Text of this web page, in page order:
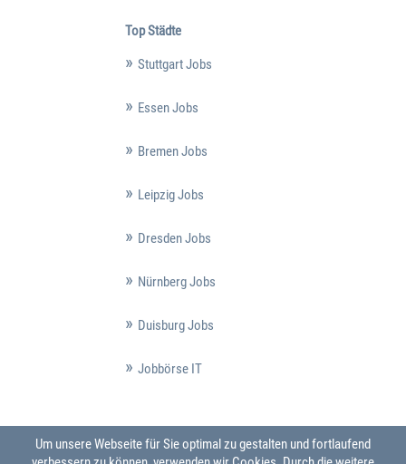
Top Städte
Stuttgart Jobs
Essen Jobs
Bremen Jobs
Leipzig Jobs
Dresden Jobs
Nürnberg Jobs
Duisburg Jobs
Jobbörse IT
Um unsere Webseite für Sie optimal zu gestalten und fortlaufend